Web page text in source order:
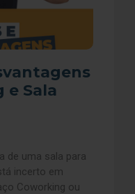
Sala
de uma sala para
incerto em
Coworking ou